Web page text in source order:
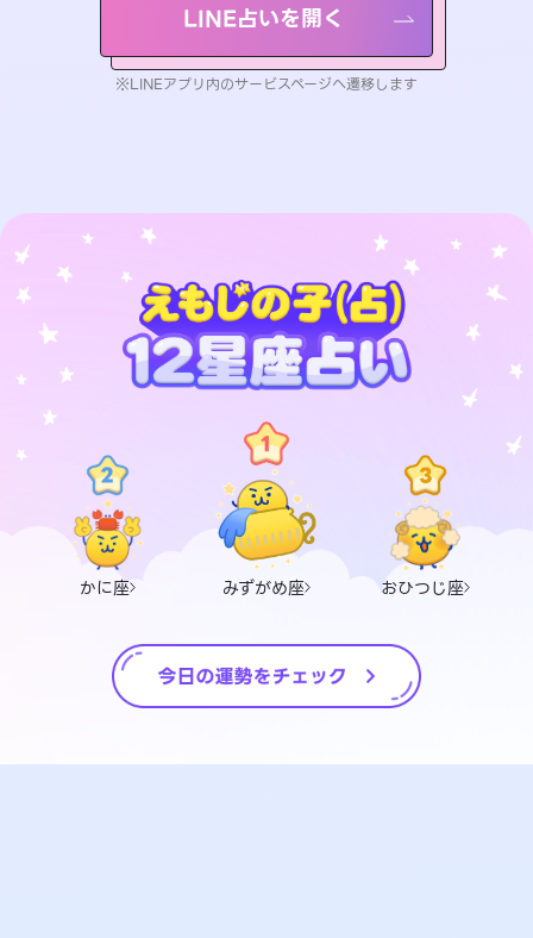
LINE占いを開く
※LINEアプリ内のサービスページへ遷移します
かに座 みずがめ座 おひつじ座